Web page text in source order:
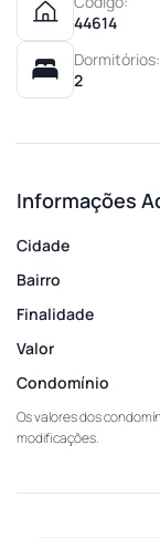
44614
Dormitórios:
2
Informações
Cidade
Bairro
Finalidade
Valor
Condomínio
Os valores dos
modificações.